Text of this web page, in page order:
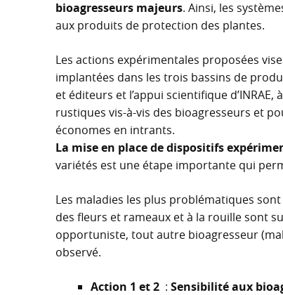
bioagresseurs majeurs. Ainsi, les
aux produits de protection des plantes.
Les actions expérimentales proposées
implantées dans les trois bassins de
et éditeurs et l’appui scientifique
rustiques vis-à-vis des bioagresseurs et
économes en intrants.
La mise en place de dispositifs
variétés est une étape importante qui
Les maladies les plus problématiques
des fleurs et rameaux et à la rouille sont
opportuniste, tout autre bioagresseur
observé.
Action 1 et 2 :Sensibilité aux